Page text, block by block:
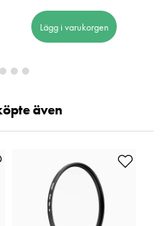
Lägg i varukorgen
även